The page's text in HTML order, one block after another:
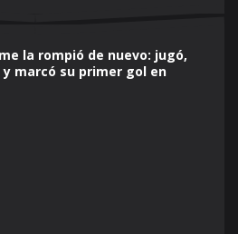
la rompió de nuevo: jugó,
marcó su primer gol en